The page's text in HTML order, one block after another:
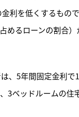
利を低くするもの
めるローンの割合
5年間固定金利で
3ベッドルームの住